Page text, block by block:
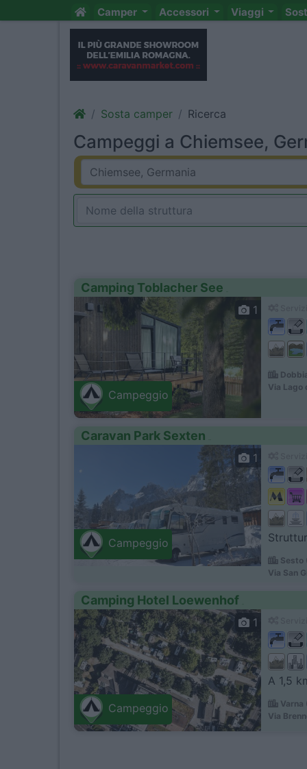
Camper Accessori Viaggi
Sosta camper Ricerca
Campeggi a Chiemsee,
Camping Toblacher See
Campeggio
1
Via Lago
Caravan Park Sexten
Campeggio
1
Sesto
Via San
Camping Hotel Loewenhof
Campeggio
1
A 1,5
Varna
Via